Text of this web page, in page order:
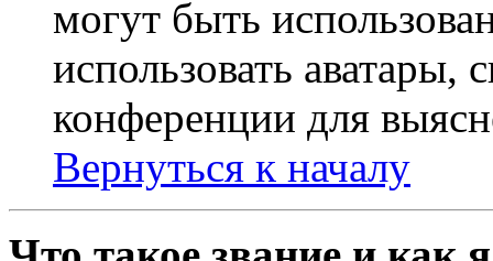
могут быть
использовать аватары,
конференции для
Вернуться к началу